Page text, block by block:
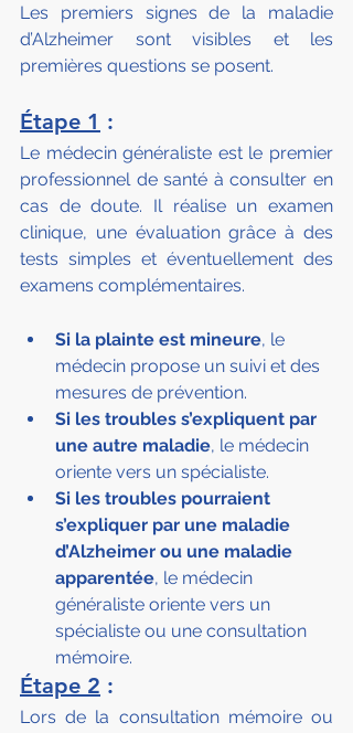
Les premiers signes de la maladie
d’Alzheimer sont visibles et les
premières questions se posent.
Étape 1 :
Le médecin généraliste est le premier
professionnel de santé à consulter en
cas de doute. Il réalise un examen
clinique, une évaluation grâce à des
tests simples et éventuellement des
examens complémentaires.
Si la plainte est mineure, le
médecin propose un suivi et des
mesures de prévention.
Si les troubles s’expliquent par
une autre maladie, le médecin
oriente vers un spécialiste.
Si les troubles pourraient
s’expliquer par une maladie
d’Alzheimer ou une maladie
apparentée, le médecin
généraliste oriente vers un
spécialiste ou une consultation
mémoire.
Étape 2 :
Lors de la consultation mémoire ou